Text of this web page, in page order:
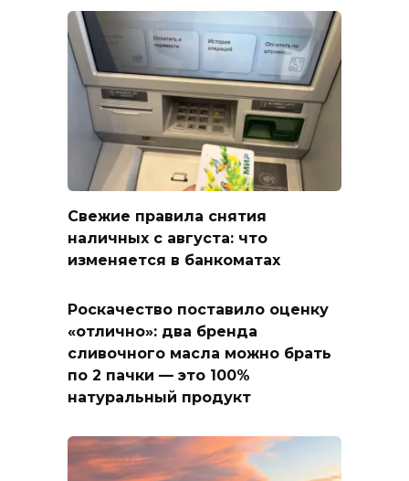
Свежие правила снятия
наличных с августа: что
изменяется в банкоматах
Роскачество поставило оценку
«отлично»: два бренда
сливочного масла можно брать
по 2 пачки — это 100%
натуральный продукт